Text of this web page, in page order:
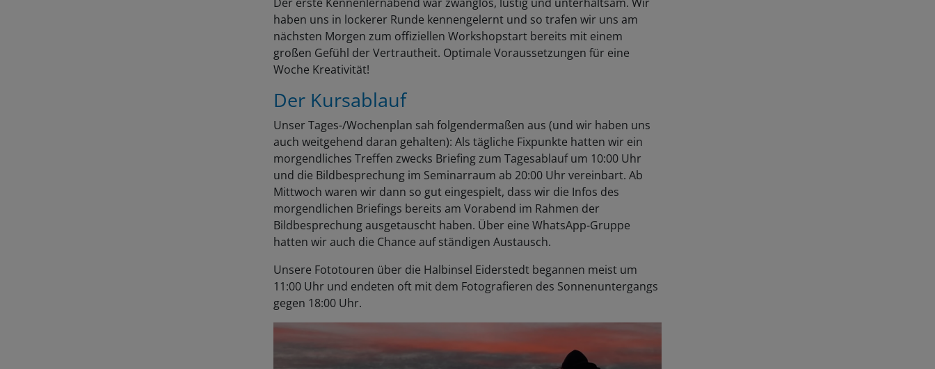
haben uns in lockerer Runde kennengelernt und so trafen wir uns am
nächsten Morgen zum offiziellen Workshopstart bereits mit einem
großen Gefühl der Vertrautheit. Optimale Voraussetzungen für eine
Woche Kreativität!
Der Kursablauf
auch weitgehend daran gehalten): Als tägliche Fixpunkte hatten wir ein
morgendliches Treffen zwecks Briefing zum Tagesablauf um 10:00 Uhr
und die Bildbesprechung im Seminarraum ab 20:00 Uhr vereinbart. Ab
Mittwoch waren wir dann so gut eingespielt, dass wir die Infos des
morgendlichen Briefings bereits am Vorabend im Rahmen der
Bildbesprechung ausgetauscht haben. Über eine WhatsApp-Gruppe
hatten wir auch die Chance auf ständigen Austausch.
11:00 Uhr und endeten oft mit dem Fotografieren des Sonnenuntergangs
gegen 18:00 Uhr.